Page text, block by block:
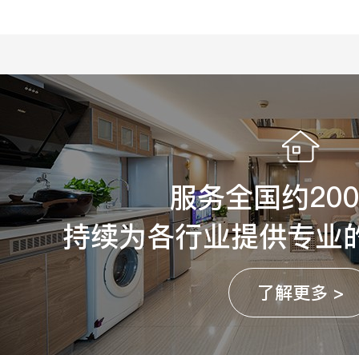
服务全国约
持续为各行业提供专业
了解更多 >